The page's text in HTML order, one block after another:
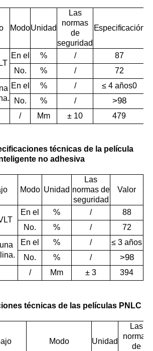
ModoUnidad
Las
normas
de
seguridad
Especificación
En el % /
87
No.
% / 72
En el % /
≤ 4 años0
No.
% / >98
/ Mm ± 10 479
técnicas de la película
no adhesiva
Modo Unidad
Las
normas de
seguridad
Valor
En el % /
88
No.
% / 72
En el % /
≤ 3 años
No.
% / >98
/ Mm ± 3 394
técnicas de las películas PNLC
Modo Unidad
Las
normas
de